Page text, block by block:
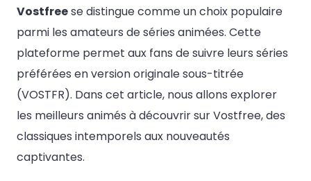
Vostfreese distingue comme un choix populaire
parmi les amateurs de séries animées. Cette
plateforme permet aux fans de suivre leurs séries
préférées en version originale sous-titrée
(VOSTFR). Dans cet article, nous allons explorer
les meilleurs animés à découvrir sur Vostfree, des
classiques intemporels aux nouveautés
captivantes.